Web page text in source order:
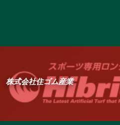
株式会社住ゴム産業